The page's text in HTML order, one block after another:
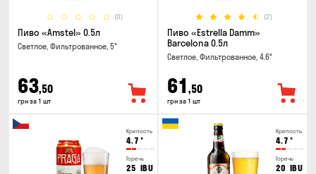
(0)
Пиво «Amstel» 0.5л
Светлое, Фильтрованное, 5°
63,50
грн за 1 шт
(2)
Пиво «Estrella Damm»
Barcelona 0.5л
Светлое, Фильтрованное, 4.6°
61 ,50
грн за 1 шт
Крепость
4.7 °
Горечь
25 IBU
Крепость
4.7 °
Горечь
20 IBU